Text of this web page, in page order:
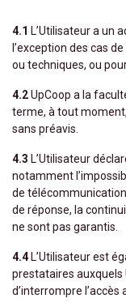
4.1 L’Utilisateur a un
l’exception des cas
ou techniques, ou
4.2UpCoop a la
terme, à tout
sans préavis.
4.3 L’Utilisateur
notamment
de
de réponse, la
ne sont pas garantis.
4.4 L’Utilisateur est
prestataires auxquels
d’interrompre